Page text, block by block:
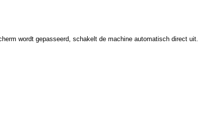
wordt gepasseerd, schakelt de machine automatisch direct uit.